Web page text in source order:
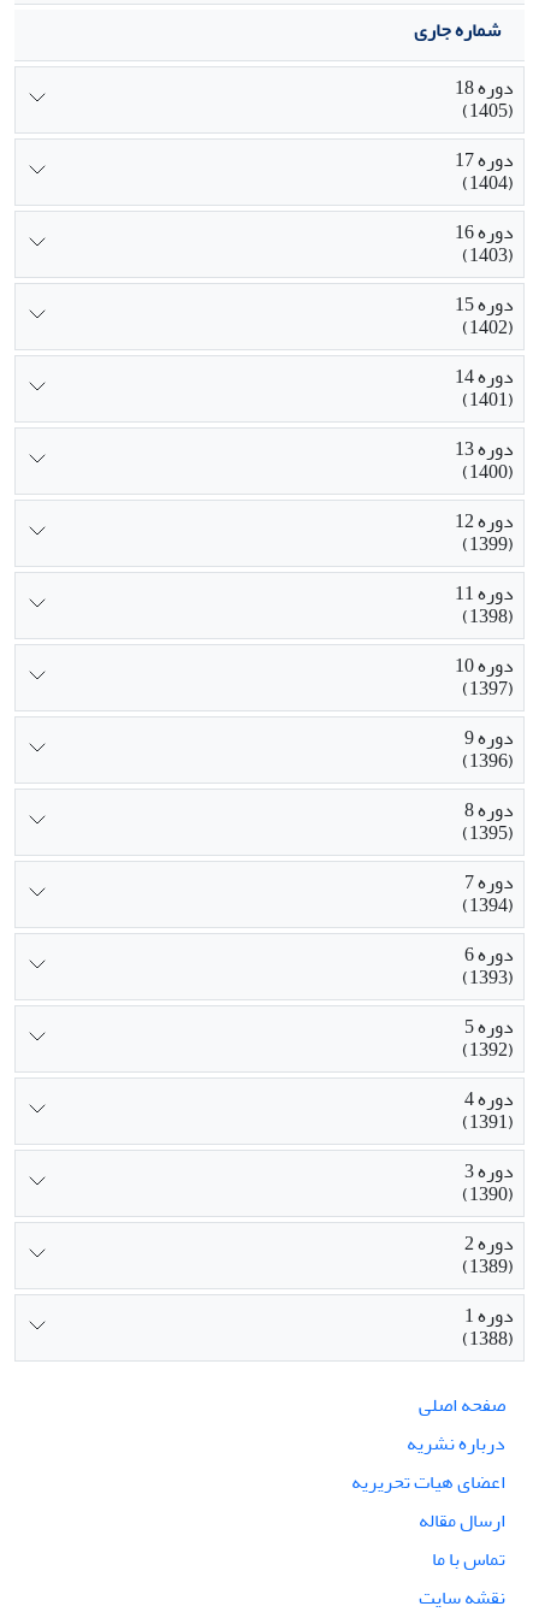
شماره جاری
دوره 18
(1405)
دوره 17
(1404)
دوره 16
(1403)
دوره 15
(1402)
دوره 14
(1401)
دوره 13
(1400)
دوره 12
(1399)
دوره 11
(1398)
دوره 10
(1397)
دوره 9
(1396)
دوره 8
(1395)
دوره 7
(1394)
دوره 6
(1393)
دوره 5
(1392)
دوره 4
(1391)
دوره 3
(1390)
دوره 2
(1389)
دوره 1
(1388)
صفحه اصلی
درباره نشریه
اعضای هیات تحریریه
ارسال مقاله
تماس با ما
نقشه سایت